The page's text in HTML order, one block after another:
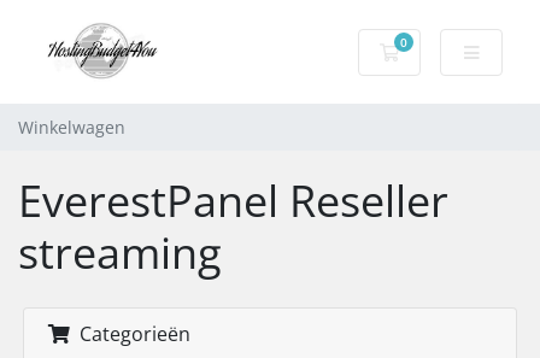
0
Winkelwagen
Winkelwagen
EverestPanel Reseller
streaming
Categorieën